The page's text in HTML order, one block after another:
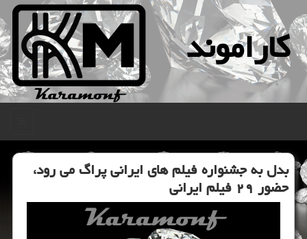
كاراموند
بدل به جشنواره فیلم های ایرانی پراگ می رود،
حضور ۲۹ فیلم ایرانی